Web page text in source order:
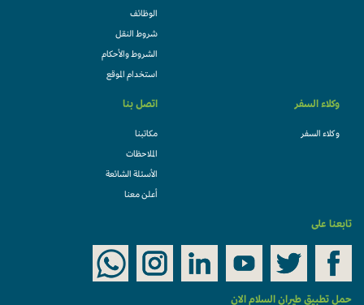
الوظائف
شروط النقل
الشروط والأحكام
استخدام الموقع
وكلاء السفر
وكلاء السفر
اتصل بنا
مكاتبنا
الملاحظات
الأسئلة الشائعة
أعلن معنا
تابعنا على
حمل تطبيق طيران السلام الان